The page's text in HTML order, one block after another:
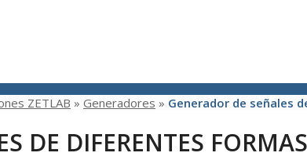
ZETLAB » Generadores » Generador de señales
DE DIFERENTES FORMAS